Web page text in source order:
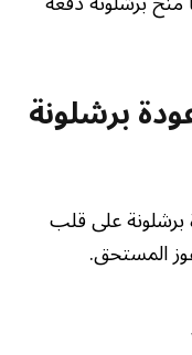
برشلونة
على قلب
المستحق.